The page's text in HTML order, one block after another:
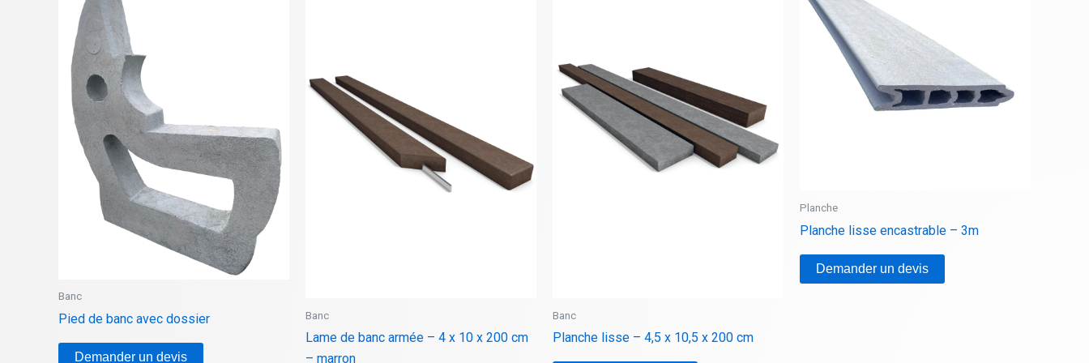
Banc
Pied de banc avec dossier
Demander un devis
Banc
Lame de banc armée – 4 x 10 x 200 cm
– marron
Banc
Planche lisse – 4,5 x 10,5 x 200 cm
Planche
Planche lisse encastrable – 3m
Demander un devis